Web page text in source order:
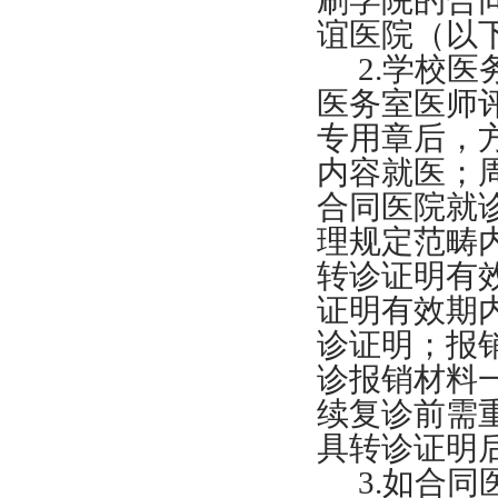
谊医院（以
2.学校医
医务室医师
专用章后，
内容就医；
合同医院就
理规定范畴
转诊证明有
证明有效期
诊证明；报
诊报销材料
续复诊前需
具转诊证明
3.如合同